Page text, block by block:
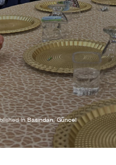
InBasından,Güncel